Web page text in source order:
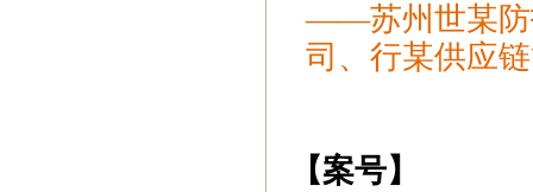
——苏州世某防
司、行某供应
【案号】